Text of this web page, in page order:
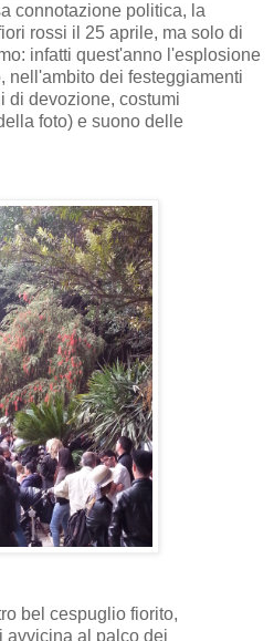
connotazione politica, la
rossi il 25 aprile, ma solo di
infatti quest'anno l'esplosione
nell'ambito dei festeggiamenti
di devozione, costumi
foto) e suono delle
bel cespuglio fiorito,
avvicina al palco dei